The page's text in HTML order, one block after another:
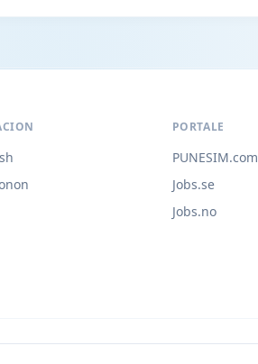
PORTALE
PUNESIM.com
Jobs.se
Jobs.no